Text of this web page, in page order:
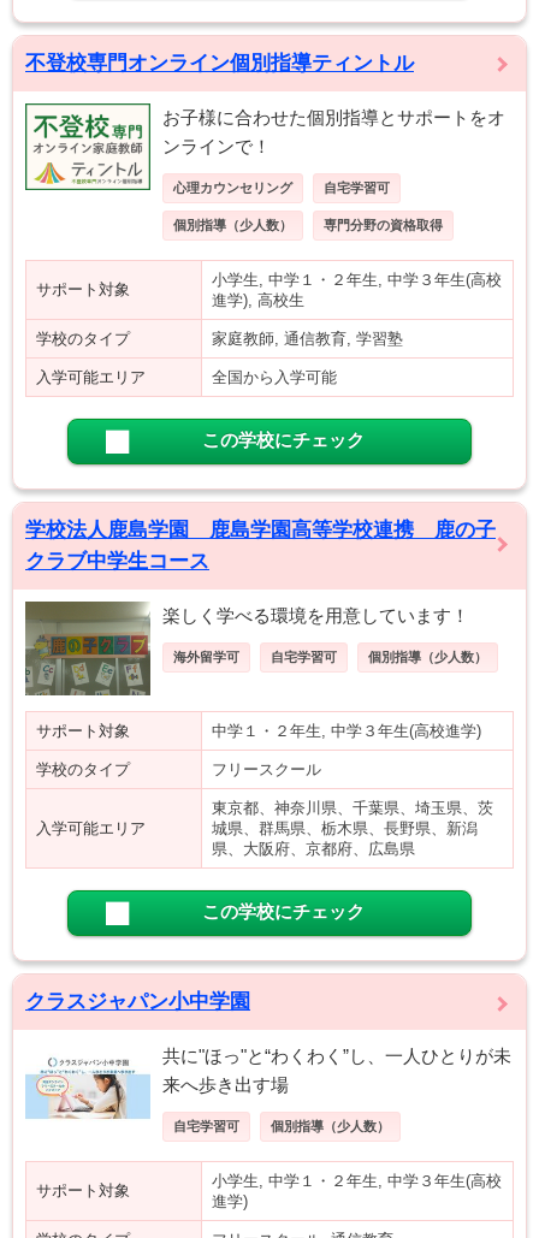
不登校専門オンライン個別指導ティントル
お子様に合わせた個別指導とサポートをオ
ンラインで！
心理カウンセリング 自宅学習可
個別指導（少人数） 専門分野の資格取得
サポート対象
小学生, 中学１・２年生, 中学３年生(高校
進学), 高校生
学校のタイプ 家庭教師, 通信教育, 学習塾
入学可能エリア 全国から入学可能
この学校にチェック
学校法人鹿島学園 鹿島学園高等学校連携 鹿の子
クラブ中学生コース
楽しく学べる環境を用意しています！
海外留学可 自宅学習可 個別指導（少人数）
サポート対象 中学１・２年生, 中学３年生(高校進学)
学校のタイプ フリースクール
入学可能エリア
東京都、神奈川県、千葉県、埼玉県、茨
城県、群馬県、栃木県、長野県、新潟
県、大阪府、京都府、広島県
この学校にチェック
クラスジャパン小中学園
共に"ほっ"と“わくわく”し、一人ひとりが未
来へ歩き出す場
自宅学習可 個別指導（少人数）
サポート対象
小学生, 中学１・２年生, 中学３年生(高校
進学)